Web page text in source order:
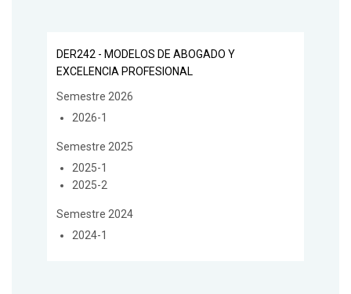
DER242 - MODELOS DE ABOGADO Y
EXCELENCIA PROFESIONAL
Semestre 2026
2026-1
Semestre 2025
2025-1
2025-2
Semestre 2024
2024-1